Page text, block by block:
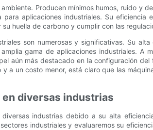
Producen mínimos humos, ruido y
aplicaciones industriales. Su eficiencia
huella de carbono y cumplir con las
son numerosas y significativas. Su
gama de aplicaciones industriales. A
aún más destacado en la configuración
a un costo menor, está claro que las
diversas industrias
industrias debido a su alta
industriales y evaluaremos su